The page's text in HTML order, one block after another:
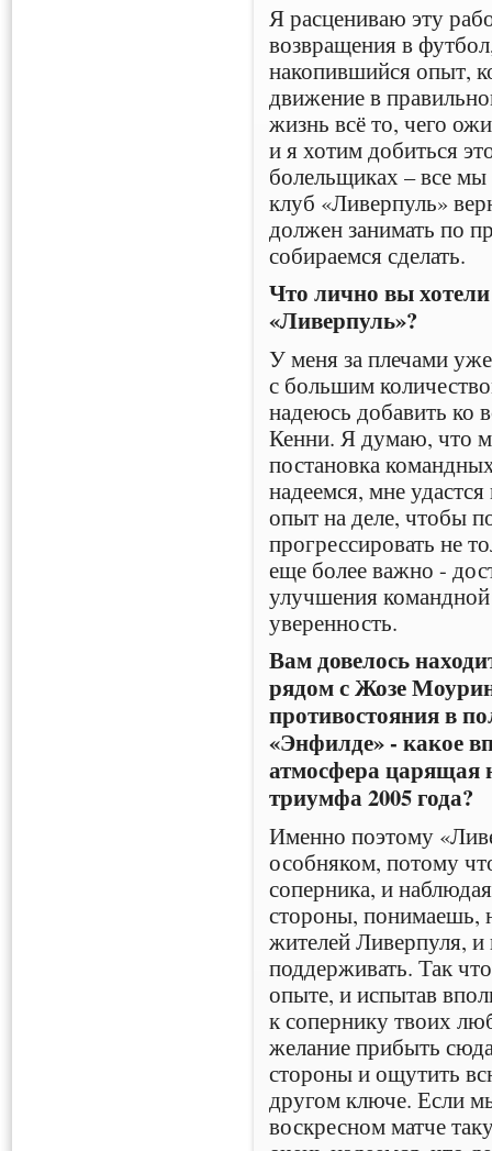
Я расцениваю эту
возвращения в
накопившийся опыт,
движение в
жизнь всё то, чего
и я хотим добиться
болельщиках – все
клуб «Ливерпуль»
должен занимать по
собираемся сделать.
Что лично вы
«Ливерпуль»?
У меня за плечами
с большим
надеюсь добавить ко
Кенни. Я думаю, что
постановка
надеемся, мне
опыт на деле, чтобы
прогрессировать не
еще более важно -
улучшения
уверенность.
Вам довелось
рядом с Жозе
противостояния в
«Энфилде» - какое
атмосфера царящая
триумфа 2005 года?
Именно поэтому
особняком, потому
соперника, и
стороны, понимаешь,
жителей Ливерпуля, и
поддерживать. Так
опыте, и испытав
к сопернику твоих
желание прибыть
стороны и ощутить
другом ключе. Если
воскресном матче